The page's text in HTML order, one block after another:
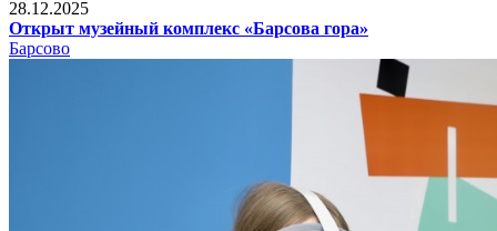
28.12.2025
Открыт музейный комплекс «Барсова гора»
Барсово